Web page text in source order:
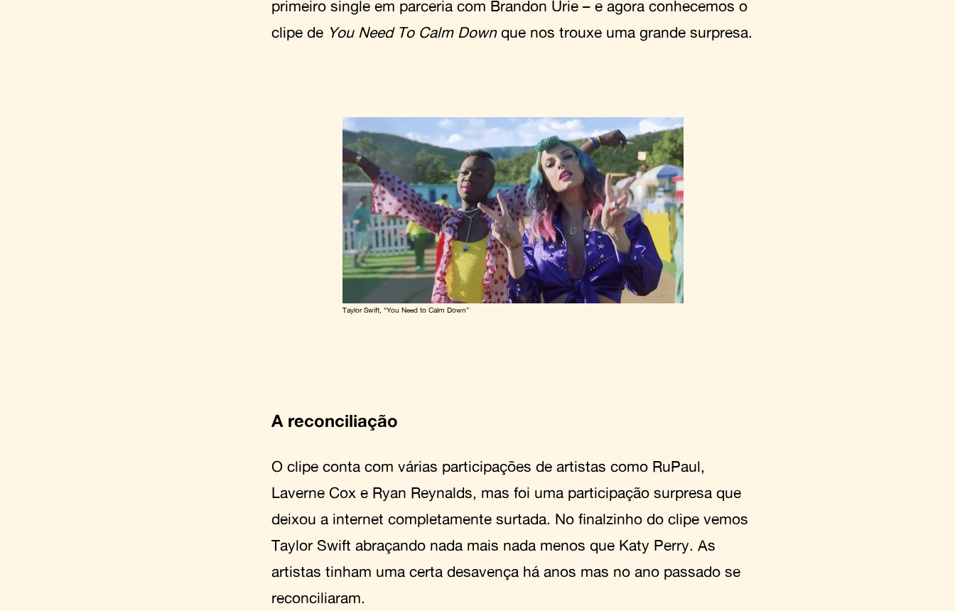
primeiro single em parceria com Brandon Urie – e agora conhecemos o
clipe de You Need To Calm Downque nos trouxe uma grande surpresa.
Taylor Swift, “You Need to Calm Down”
A reconciliação
O clipe conta com várias participações de artistas como RuPaul,
Laverne Cox e Ryan Reynalds, mas foi uma participação surpresa que
deixou a internet completamente surtada. No finalzinho do clipe vemos
Taylor Swift abraçando nada mais nada menos que Katy Perry. As
artistas tinham uma certa desavença há anos mas no ano passado se
reconciliaram.